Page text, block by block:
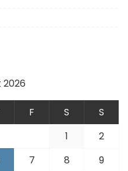
2026
F S
S
1
2
7 8
9